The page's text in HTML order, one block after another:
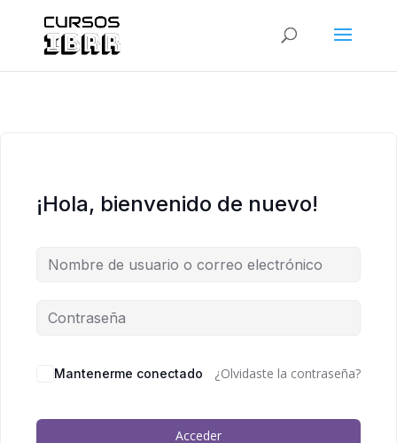
¡Hola, bienvenido de nuevo!
Mantenerme conectado ¿Olvidaste la contraseña?
Acceder